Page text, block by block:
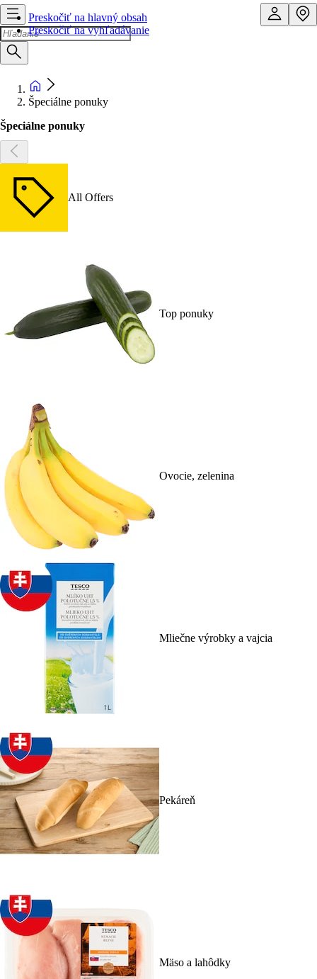
Preskočiť na hlavný obsah
Preskočiť na vyhľadávanie
Špeciálne ponuky
Špeciálne ponuky
All Offers
Top ponuky
Ovocie, zelenina
Mliečne výrobky a vajcia
Pekáreň
Mäso a lahôdky